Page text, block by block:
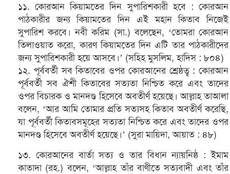
১১. কোরআন কিয়ামতের দিন সুপারিশকারী হবে : কোরআন
পাঠকারীর জন্য কিয়ামতের দিন এই মহান কিতাব নিজেই
সুপারিশ করবে। নবী করিম (সা.) বলেছেন, ‘তোমরা কোরআন
তিলাওয়াত করো, কারণ কিয়ামতের দিন এটি তার পাঠকারীদের
জন্য সুপারিশকারী হয়ে আসবে।’ (সহিহ মুসলিম, হাদিস : ৮০৪)
১২. পূর্ববর্তী সব কিতাবের ওপর কোরআনের শ্রেষ্ঠত্ব : কোরআন
পূর্ববর্তী সব ঐশী কিতাবের সত্যতা নিশ্চিত করে এবং তাদের
ওপর বিচারক ও মানদণ্ড হিসেবে অবতীর্ণ হয়েছে। আল্লাহ তাআলা
বলেন, ‘আর আমি তোমার প্রতি সত্যসহ কিতাব অবতীর্ণ করেছি,
যা পূর্ববর্তী কিতাবসমূহের সত্যতা নিশ্চিত করে এবং তাদের ওপর
মানদণ্ড হিসেবে অবতীর্ণ হয়েছে।’ (সুরা মায়িদা, আয়াত : ৪৮)
১৩. কোরআনের বার্তা সত্য ও তার বিধান ন্যায়নিষ্ঠ : ইমাম
কাতাদা (রহ.) বলেন, ‘আল্লাহ তাঁর বাণীতে সত্যবাদী এবং তাঁর